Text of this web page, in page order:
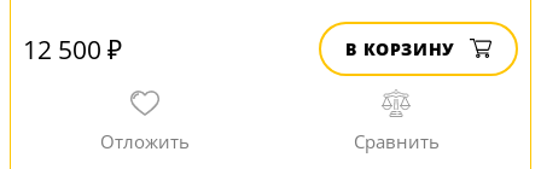
12 500 ₽ В КОРЗИНУ